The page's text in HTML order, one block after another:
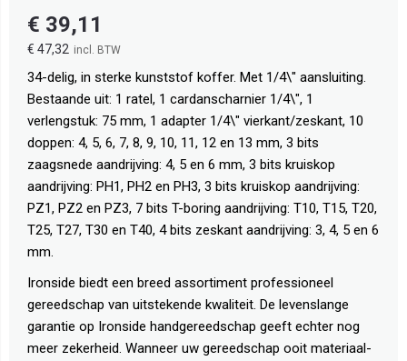
€ 47,32
€ 39,11
34-delig, in sterke kunststof koffer. Met 1/4\" aansluiting.
Bestaande uit: 1 ratel, 1 cardanscharnier 1/4\", 1
verlengstuk: 75 mm, 1 adapter 1/4\" vierkant/zeskant, 10
doppen: 4, 5, 6, 7, 8, 9, 10, 11, 12 en 13 mm, 3 bits
zaagsnede aandrijving: 4, 5 en 6 mm, 3 bits kruiskop
aandrijving: PH1, PH2 en PH3, 3 bits kruiskop aandrijving:
PZ1, PZ2 en PZ3, 7 bits T-boring aandrijving: T10, T15, T20,
T25, T27, T30 en T40, 4 bits zeskant aandrijving: 3, 4, 5 en 6
mm.
Ironside biedt een breed assortiment professioneel
gereedschap van uitstekende kwaliteit. De levenslange
garantie op Ironside handgereedschap geeft echter nog
meer zekerheid. Wanneer uw gereedschap ooit materiaal-